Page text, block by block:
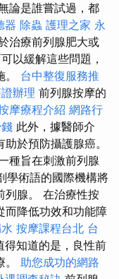
論是誰嘗試過，都
器 除蟲 護理之家 永
治療前列腺肥大或
以緩解這些問題，
台中整復服務推
辦理 前列腺按摩的
摩療程介紹 網路行
此外，據醫師介
於預防攝護腺癌。
種旨在刺激前列腺
學術語的國際機構將
列腺。 在治療性按
而降低功效和功能障
按摩課程台北 台
得知道的是，良性前
助您成功的網路